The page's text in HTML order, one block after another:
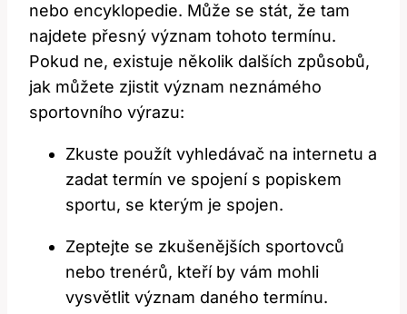
nebo encyklopedie. Může se stát, že tam
najdete přesný význam tohoto termínu.
Pokud ne, existuje několik dalších způsobů,
jak můžete zjistit význam neznámého
sportovního výrazu:
Zkuste použít vyhledávač na internetu a
zadat termín ve spojení s popiskem
sportu, se kterým je spojen.
Zeptejte se zkušenějších sportovců
nebo trenérů, kteří by vám mohli
vysvětlit význam daného termínu.